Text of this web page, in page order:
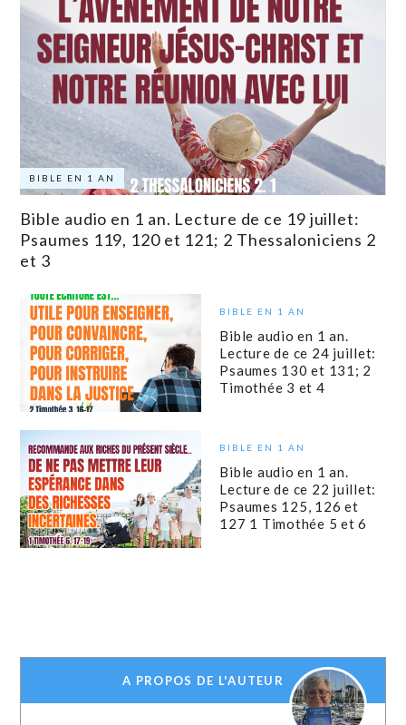
BIBLE EN 1 AN
Bible audio en 1 an. Lecture de ce 19 juillet:
Psaumes 119, 120 et 121; 2 Thessaloniciens 2
et 3
BIBLE EN 1 AN
Bible audio en 1 an.
Lecture de ce 24 juillet:
Psaumes 130 et 131; 2
Timothée 3 et 4
BIBLE EN 1 AN
Bible audio en 1 an.
Lecture de ce 22 juillet:
Psaumes 125, 126 et
127 1 Timothée 5 et 6
A PROPOS DE L'AUTEUR